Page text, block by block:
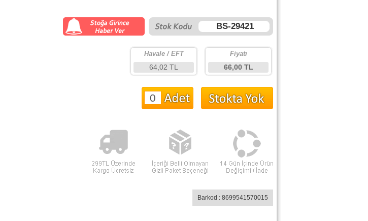
BS-29421
Fiyatı
66,00 TL
Havale / EFT
64,02 TL
Barkod : 8699541570015